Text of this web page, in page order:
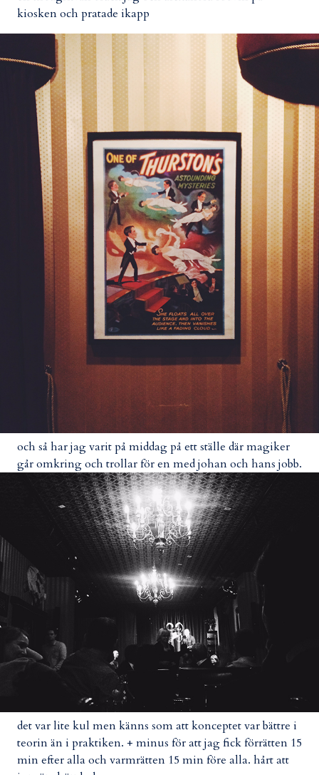
kiosken och pratade ikapp
och så har jag varit på middag på ett ställe där magiker
går omkring och trollar för en med johan och hans jobb.
det var lite kul men känns som att konceptet var bättre i
teorin än i praktiken. + minus för att jag fick förrätten 15
min efter alla och varmrätten 15 min före alla. hårt att